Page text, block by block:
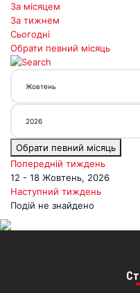
За місяцем
За тижнем
Сьогодні
Обрати певний місяць
Обрати певний місяць
Попередній тиждень
12 - 18 Жовтень, 2026
Наступний тиждень
Подій не знайдено